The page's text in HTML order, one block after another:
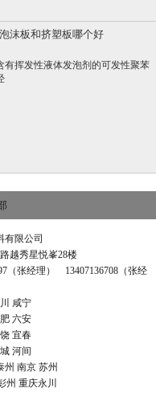
沫板和挤塑板哪个好
有挥发性液体发泡剂的可发性聚苯
有限公司
越秀星悦峯28楼
（张经理） 13407136708（张经
咸宁
六安
宜春
河间
州 南京 苏州
州 重庆永川